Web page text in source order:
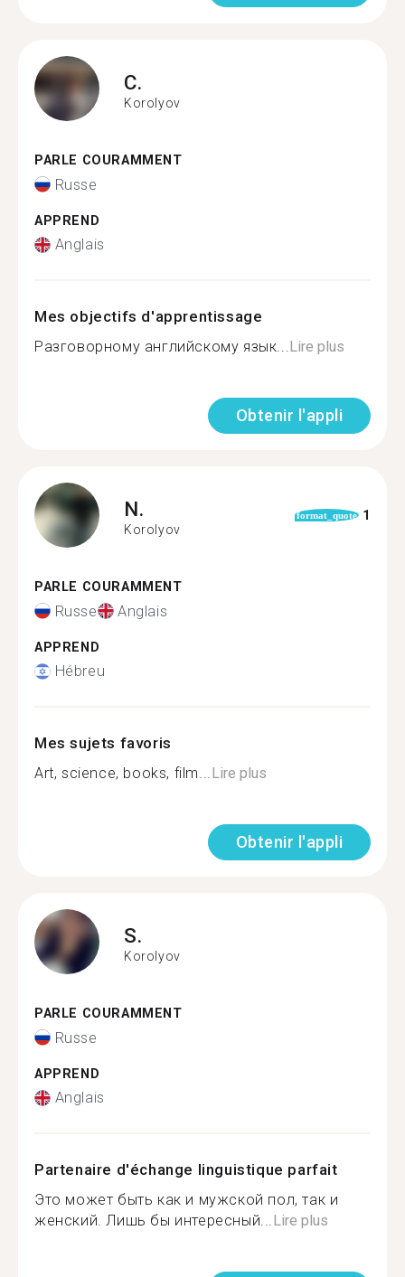
C.
Korolyov
PARLE COURAMMENT
Russe
APPREND
Anglais
Mes objectifs d'apprentissage
Разговорному английскому язык...Lire plus
Obtenir l'appli
N.
Korolyov
format_quote 1
PARLE COURAMMENT
Russe Anglais
APPREND
Hébreu
Mes sujets favoris
Art, science, books, film...Lire plus
Obtenir l'appli
S.
Korolyov
PARLE COURAMMENT
Russe
APPREND
Anglais
Partenaire d'échange linguistique parfait
Это может быть как и мужской пол, так и
женский. Лишь бы интересный...Lire plus